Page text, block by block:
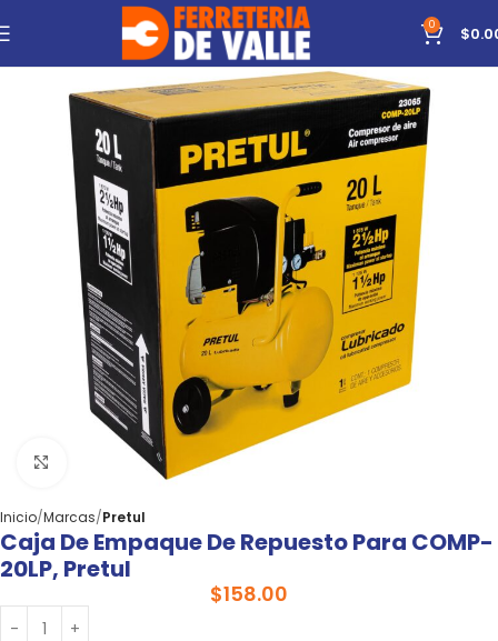
0 $
Click to enlarge
Inicio Marcas Pretul
Caja De Empaque De Repuesto Para COMP-
20LP, Pretul
$158.00